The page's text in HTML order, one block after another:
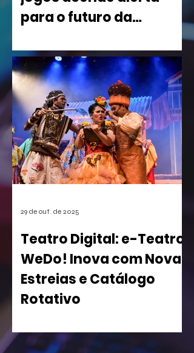
para o futuro da
Nintendo nos Estados Unidos está
causando um rebuliço no mundo dos
games. A empresa conseguiu o registro
de uma mecânica de invocação de
personagens secundários durante o
jogo, uma função super comum em
RPGs e jogos de ação. A medida, que
pode afetar o desenvolvimento de
centenas de futuros títulos, é vista
como um risco, especialmente para os
Teatro Digital: e-Teatro
WeDo! Inova com Novas
Estreias e Catálogo
Rotativo
sua Casa de Espetáculos Virtual com
29 de out. de 2025